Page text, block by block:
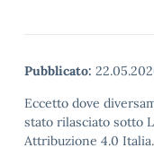
Pubblicato:
Eccetto dove
stato rilasciato sotto
Attribuzione 4.0 Italia.